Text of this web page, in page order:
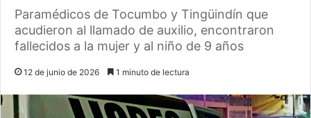
Paramédicos de Tocumbo y Tingüindín que
acudieron al llamado de auxilio, encontraron
fallecidos a la mujer y al niño de 9 años
12 de junio de 2026 1 minuto de lectura